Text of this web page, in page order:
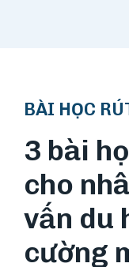
BÀI HỌC
3 bài
cho
vấn du
cường